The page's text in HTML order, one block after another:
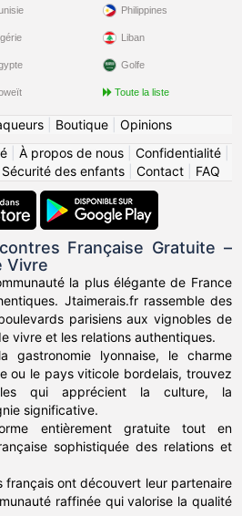
Philippines
Liban
Golfe
Toute la liste
| Boutique| Opinions
À propos de nous Confidentialité
Sécurité des enfants| Contact| FAQ
Française Gratuite –
Vivre
la plus élégante de France
Jtaimerais.fr rassemble des
parisiens aux vignobles de
vivre et les relations authentiques.
gastronomie lyonnaise, le charme
ou le pays viticole bordelais, trouvez
qui apprécient la culture, la
significative.
entièrement gratuite tout en
sophistiquée des relations et
français ont découvert leur partenaire
raffinée qui valorise la qualité